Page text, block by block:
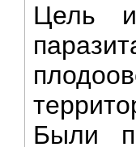
Цель
Были